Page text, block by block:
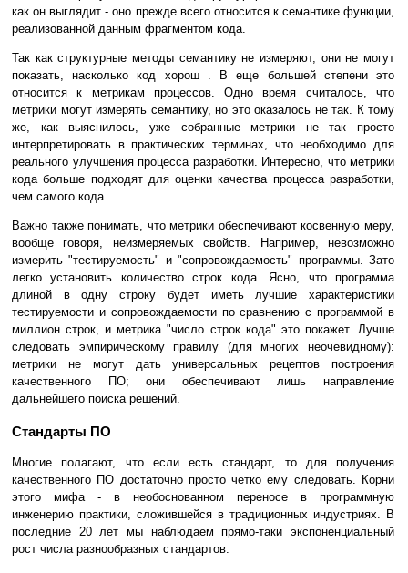
как он выглядит - оно прежде всего относится к семантике функции,
реализованной данным фрагментом кода.
Так как структурные методы семантику не измеряют, они не могут
показать, насколько код хорош . В еще большей степени это
относится к метрикам процессов. Одно время считалось, что
метрики могут измерять семантику, но это оказалось не так. К тому
же, как выяснилось, уже собранные метрики не так просто
интерпретировать в практических терминах, что необходимо для
реального улучшения процесса разработки. Интересно, что метрики
кода больше подходят для оценки качества процесса разработки,
чем самого кода.
Важно также понимать, что метрики обеспечивают косвенную меру,
вообще говоря, неизмеряемых свойств. Например, невозможно
измерить "тестируемость" и "сопровождаемость" программы. Зато
легко установить количество строк кода. Ясно, что программа
длиной в одну строку будет иметь лучшие характеристики
тестируемости и сопровождаемости по сравнению с программой в
миллион строк, и метрика "число строк кода" это покажет. Лучше
следовать эмпирическому правилу (для многих неочевидному):
метрики не могут дать универсальных рецептов построения
качественного ПО; они обеспечивают лишь направление
дальнейшего поиска решений.
Стандарты ПО
Многие полагают, что если есть стандарт, то для получения
качественного ПО достаточно просто четко ему следовать. Корни
этого мифа - в необоснованном переносе в программную
инженерию практики, сложившейся в традиционных индустриях. В
последние 20 лет мы наблюдаем прямо-таки экспоненциальный
рост числа разнообразных стандартов.